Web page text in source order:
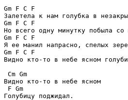
Gm F C F
Залетела к нам голубка в
Gm F C F
Но всего одну минутку побыла со
Gm F C F
Я ее манил напрасно, спелых
Gm F C F
Видно кто-то в небе ясном
Cm Gm
Видно кто-то в небе ясном
F Gm
Голубицу поджидал.